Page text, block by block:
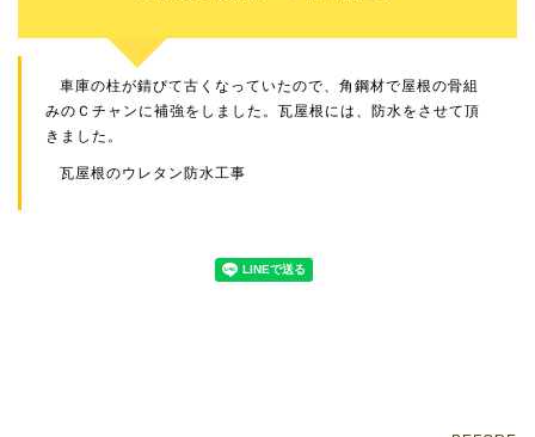
車庫の柱が錆びて古くなっていたので、角鋼材で屋根の骨組
みのＣチャンに補強をしました。瓦屋根には、防水をさせて頂
きました。
瓦屋根のウレタン防水工事